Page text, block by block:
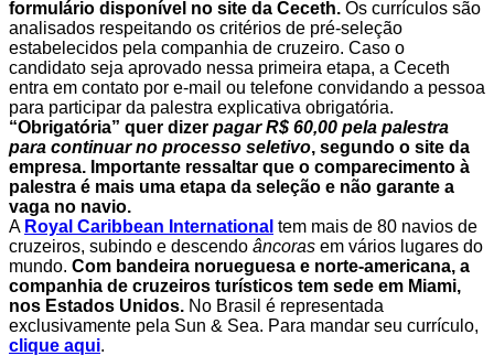
formulário disponível no site da Ceceth. Os currículos são
analisados respeitando os critérios de pré-seleção
estabelecidos pela companhia de cruzeiro. Caso o
candidato seja aprovado nessa primeira etapa, a Ceceth
entra em contato por e-mail ou telefone convidando a pessoa
para participar da palestra explicativa obrigatória.
“Obrigatória” quer dizer pagar R$ 60,00 pela palestra
para continuar no processo seletivo, segundo o site da
empresa. Importante ressaltar que o comparecimento à
palestra é mais uma etapa da seleção e não garante a
vaga no navio.
A Royal Caribbean International tem mais de 80 navios de
cruzeiros, subindo e descendo âncoras em vários lugares do
mundo. Com bandeira norueguesa e norte-americana, a
companhia de cruzeiros turísticos tem sede em Miami,
nos Estados Unidos. No Brasil é representada
exclusivamente pela Sun & Sea. Para mandar seu currículo,
clique aqui.